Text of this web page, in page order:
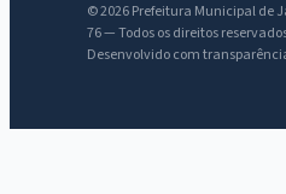
© 2026 Prefeitura Municipal de
76 — Todos os direitos
Desenvolvido com